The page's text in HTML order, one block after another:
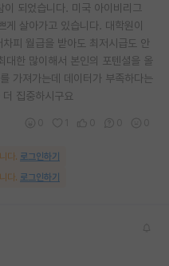
되었습니다. 미국 아이비리그
살아가고 있습니다. 대학원이
피 월급을 받아도 최저시급도 안
대한 많이해서 본인의 포텐셜을 올
가져가는데 데이터가 부족하다는
집중하시구요
다. 로그인하기
다. 로그인하기